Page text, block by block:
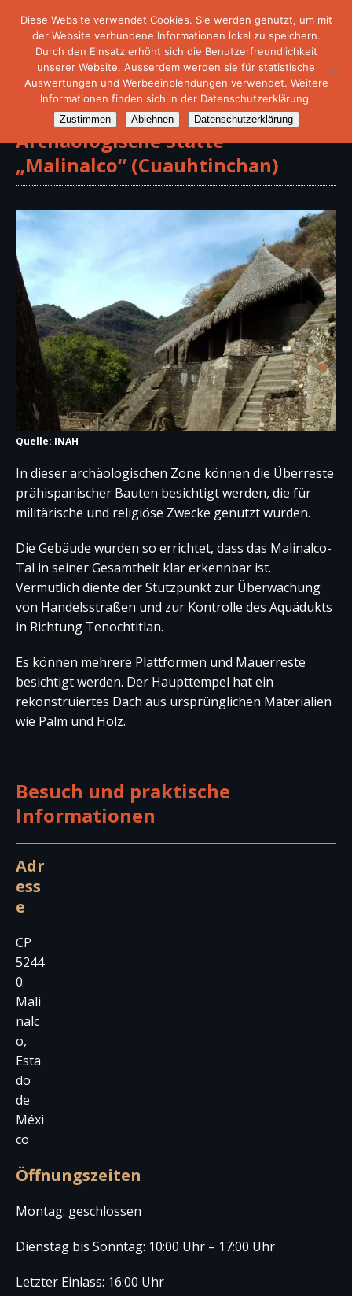
Archäologische Stätte
„Malinalco“ (Cuauhtinchan)
Quelle: INAH
In dieser archäologischen Zone können die Überreste
prähispanischer Bauten besichtigt werden, die für
militärische und religiöse Zwecke genutzt wurden.
Die Gebäude wurden so errichtet, dass das Malinalco-
Tal in seiner Gesamtheit klar erkennbar ist.
Vermutlich diente der Stützpunkt zur Überwachung
von Handelsstraßen und zur Kontrolle des Aquädukts
in Richtung Tenochtitlan.
Es können mehrere Plattformen und Mauerreste
besichtigt werden. Der Haupttempel hat ein
rekonstruiertes Dach aus ursprünglichen Materialien
wie Palm und Holz.
Besuch und praktische
Informationen
Adr
ess
e
CP
5244
0
Mali
nalc
o,
Esta
do
de
Méxi
co
Öffnungszeiten
Montag: geschlossen
Dienstag bis Sonntag: 10:00 Uhr – 17:00 Uhr
Letzter Einlass: 16:00 Uhr
Diese Website verwendet Cookies. Sie werden genutzt, um mit
der Website verbundene Informationen lokal zu speichern.
Durch den Einsatz erhöht sich die Benutzerfreundlichkeit
unserer Website. Ausserdem werden sie für statistische
Auswertungen und Werbeeinblendungen verwendet. Weitere
Informationen finden sich in der Datenschutzerklärung.
Zustimmen Ablehnen Datenschutzerklärung